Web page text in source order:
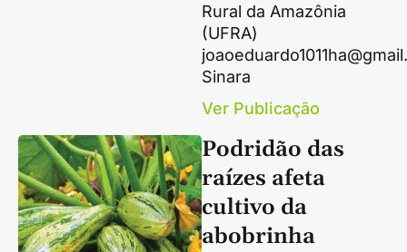
Rural da Amazônia
(UFRA)
Sinara
Ver Publicação
Podridão das
raízes afeta
cultivo da
abobrinha